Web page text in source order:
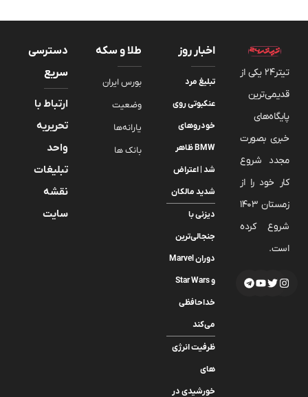
تیتر24 یکی از
قدیمی‌ترین
پایگاه‌های
خبری بصورت
مجدد شروع
کار خود را از
زمستان 1403
شروع کرده
است.
اخبار روز
تبلیغ مرد
عنکبوتی روی
خودروهای
BMW ظاهر
شد | اعتراض
شدید مالکان
دیزنی با
جنجالی‌ترین
دوران Marvel
و Star Wars
خداحافظی
می‌کند
ظرفیت انرژی
های
خورشیدی در
طلا و سکه
بورس ایران
وضعیت
یارانه‌ها
بانک ها
دسترسی
سریع
ارتباط با
تحریریه
واحد
تبلیغات
نقشه
سایت